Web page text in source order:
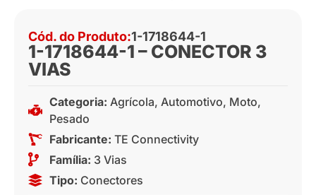
Cód. do Produto:1-1718644-1
1-1718644-1 – CONECTOR 3
VIAS
Categoria: Agrícola, Automotivo, Moto,
Pesado
Fabricante: TE Connectivity
Família: 3 Vias
Tipo: Conectores